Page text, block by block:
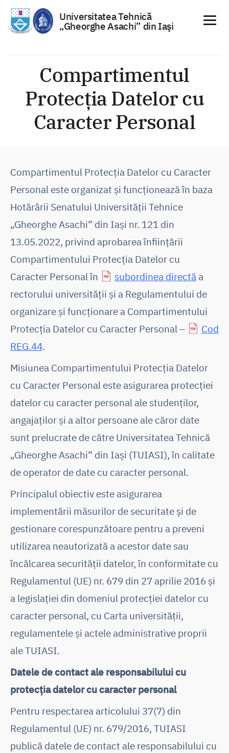
Universitatea Tehnică
„Gheorghe Asachi” din Iaşi
Compartimentul
Protecția Datelor cu
Caracter Personal
Compartimentul Protecția Datelor cu Caracter
Personal este organizat și funcționează în baza
Hotărârii Senatului Universității Tehnice
„Gheorghe Asachi” din Iași nr. 121 din
13.05.2022, privind aprobarea înființării
Compartimentului Protecția Datelor cu
Caracter Personal în
subordinea directă a
rectorului universității și a Regulamentului de
organizare și funcționare a Compartimentului
Protecția Datelor cu Caracter Personal –
Cod
REG.44.
Misiunea Compartimentului Protecția Datelor
cu Caracter Personal este asigurarea protecției
datelor cu caracter personal ale studenților,
angajaților și a altor persoane ale căror date
sunt prelucrate de către Universitatea Tehnică
„Gheorghe Asachi” din Iași (TUIASI), în calitate
de operator de date cu caracter personal.
Principalul obiectiv este asigurarea
implementării măsurilor de securitate și de
gestionare corespunzătoare pentru a preveni
utilizarea neautorizată a acestor date sau
încălcarea securității datelor, în conformitate cu
Regulamentul (UE) nr. 679 din 27 aprilie 2016 și
a legislației din domeniul protecției datelor cu
caracter personal, cu Carta universității,
regulamentele și actele administrative proprii
ale TUIASI.
Datele de contact ale responsabilului cu
protecția datelor cu caracter personal
Pentru respectarea articolului 37(7) din
Regulamentul (UE) nr. 679/2016, TUIASI
publică datele de contact ale responsabilului cu